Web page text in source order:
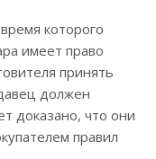
которого
имеет право
принять
должен
доказано, что они
правил